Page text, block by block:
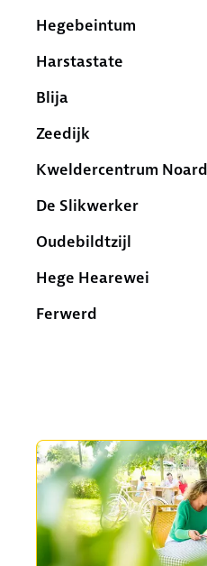
Hegebeintum
Harstastate
Blija
Zeedijk
Kweldercentrum
De Slikwerker
Oudebildtzijl
Hege Hearewei
Ferwerd